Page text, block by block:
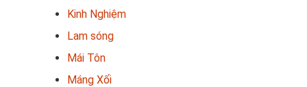
Kinh Nghiệm
Lam sóng
Mái Tôn
Máng Xối